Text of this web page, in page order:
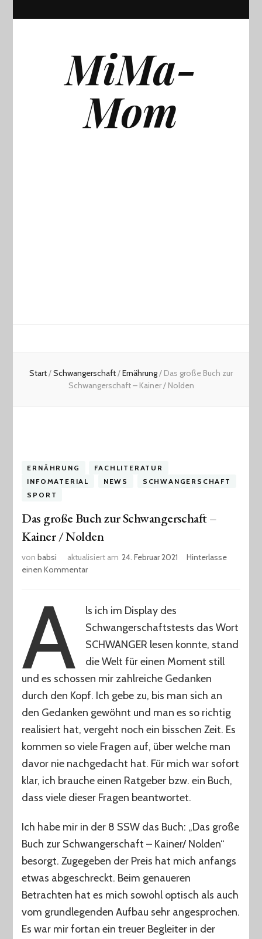
MiMa-
Mom
Start/Schwangerschaft/Ernährung/ Das große Buch zur
Schwangerschaft – Kainer / Nolden
ERNÄHRUNG
FACHLITERATUR
INFOMATERIAL
NEWS
SCHWANGERSCHAFT
SPORT
Das große Buch zur Schwangerschaft –
Kainer / Nolden
vonbabsi aktualisiert am 24. Februar 2021
Hinterlasse
einen Kommentarzu
Buch
Schwangerschaft
–
Kainer
/
Nolden
A
ls ich im Display des
Schwangerschaftstests das Wort
SCHWANGER lesen konnte, stand
die Welt für einen Moment still
und es schossen mir zahlreiche Gedanken
durch den Kopf. Ich gebe zu, bis man sich an
den Gedanken gewöhnt und man es so richtig
realisiert hat, vergeht noch ein bisschen Zeit. Es
kommen so viele Fragen auf, über welche man
davor nie nachgedacht hat. Für mich war sofort
klar, ich brauche einen Ratgeber bzw. ein Buch,
dass viele dieser Fragen beantwortet.
Ich habe mir in der 8 SSW das Buch: „Das große
Buch zur Schwangerschaft – Kainer/ Nolden“
besorgt. Zugegeben der Preis hat mich anfangs
etwas abgeschreckt. Beim genaueren
Betrachten hat es mich sowohl optisch als auch
vom grundlegenden Aufbau sehr angesprochen.
Es war mir fortan ein treuer Begleiter in der